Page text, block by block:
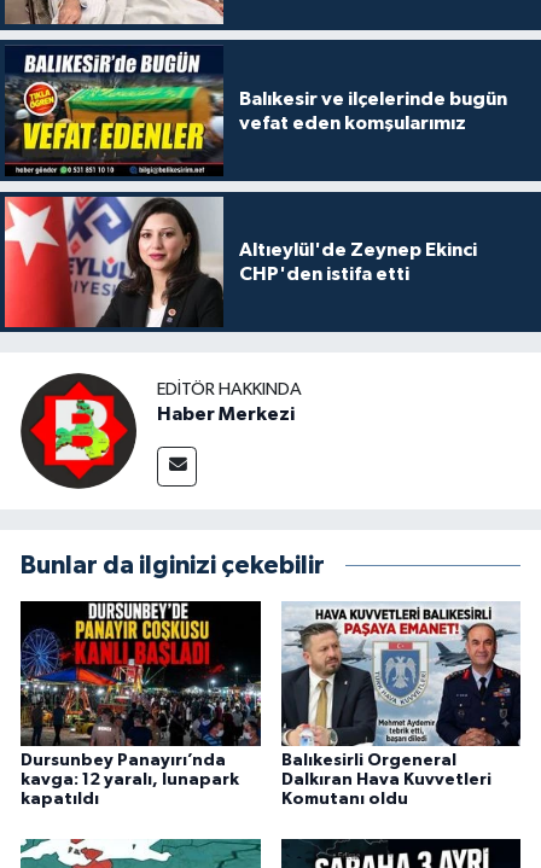
Balıkesir ve ilçelerinde bugün
vefat eden komşularımız
Altıeylül'de Zeynep Ekinci
CHP'den istifa etti
EDITÖR HAKKINDA
Haber Merkezi
Bunlar da ilginizi çekebilir
Dursunbey Panayırı’nda
kavga: 12 yaralı, lunapark
kapatıldı
Balıkesirli Orgeneral
Dalkıran Hava Kuvvetleri
Komutanı oldu